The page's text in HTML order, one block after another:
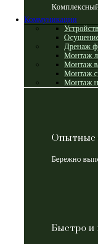
Коммуникации
Дренаж
Монтаж
Монтаж
Монтаж
Монтаж
Опытные
Бережно
Быстро и